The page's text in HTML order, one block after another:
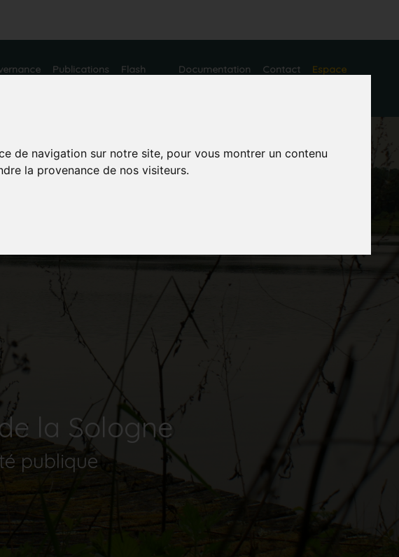
de navigation sur notre site, pour vous montrer un contenu
la provenance de nos visiteurs.
Publications
Flash
Documentation Contact
Espace
la Sologne
publique